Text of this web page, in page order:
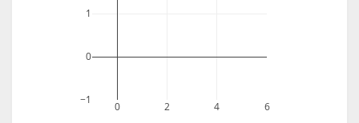
0 2 4 6
−1
0
1